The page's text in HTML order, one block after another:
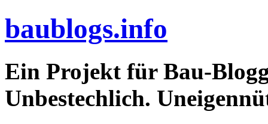
baublogs.info
Ein Projekt für Bau-
Unbestechlich.